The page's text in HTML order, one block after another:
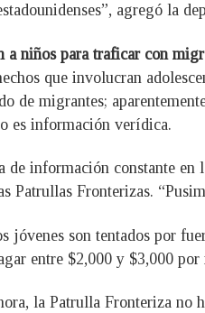
agregó la
a niños para traficar con
que involucran
de migrantes;
es información verídica.
de información constante
Patrullas Fronterizas.
jóvenes son tentados por
entre $2,000 y $3,000
la Patrulla Fronteriza